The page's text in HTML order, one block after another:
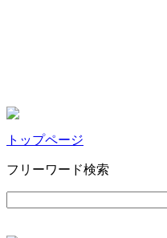
トップページ
フリーワード検索